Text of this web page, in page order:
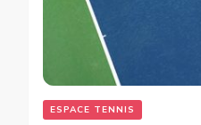
ESPACE TENNIS